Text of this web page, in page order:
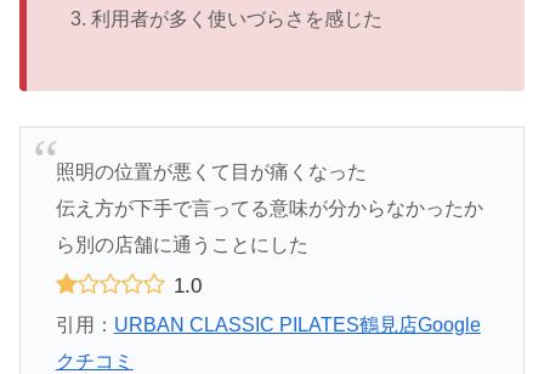
利用者が多く使いづらさを感じた
照明の位置が悪くて目が痛くなった
伝え方が下手で言ってる意味が分からなかったか
ら別の店舗に通うことにした
1.0
引用： URBAN CLASSIC PILATES鶴見店Google
クチコミ